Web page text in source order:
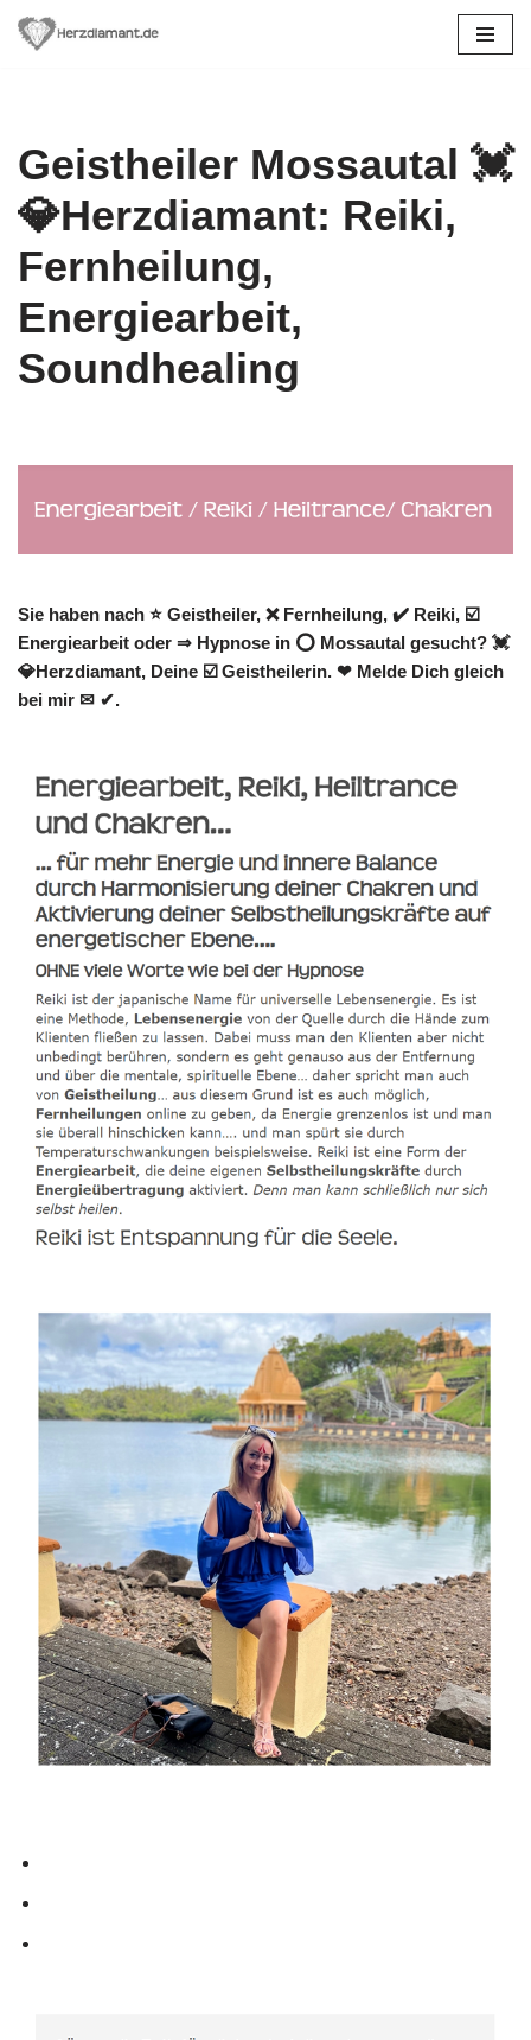
Geistheiler Mossautal 💓️
💎Herzdiamant: Reiki,
Fernheilung,
Energiearbeit,
Soundhealing
Sie haben nach ⭐ Geistheiler, ❌ Fernheilung, ✔️ Reiki, ☑️
Energiearbeit oder ⇒ Hypnose in ⭕ Mossautal gesucht? 💓️
💎Herzdiamant, Deine ☑️ Geistheilerin. ❤ Melde Dich gleich
bei mir ✉ ✔.